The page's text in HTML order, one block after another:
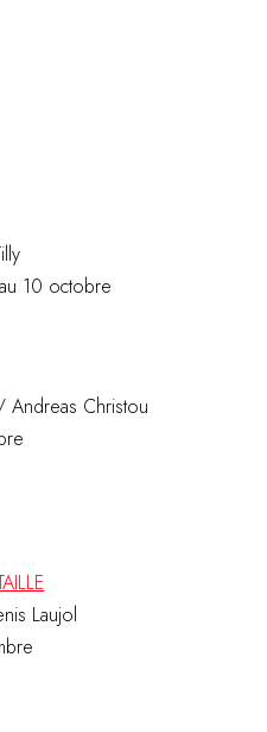
10 octobre
Andreas Christou
Laujol